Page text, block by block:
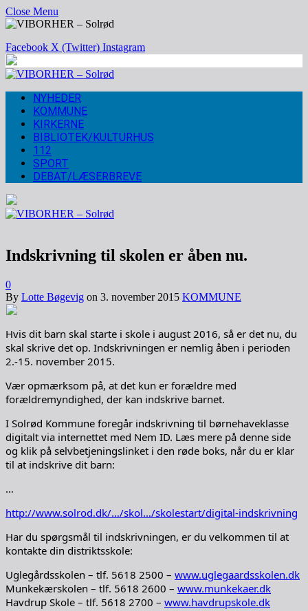
Close Menu
Facebook X (Twitter) Instagram
NYHEDER
KOMMUNE
KIRKERNE
BIBLIOTEK/KULTURHUS
112
SPORT
DEBAT/LÆSERBREVE
Indskrivning til skolen er åben nu.
0
By Lotte Bøgevig on 3. november 2015 KOMMUNE
Hvis dit barn skal starte i skole i august 2016, så er det nu, du
skal skrive det op. Indskrivningen er nemlig åben i perioden
2.-15. november 2015.
Vær opmærksom på, at det kun er forældre med
forældremyndighed, der kan indskrive barnet.
I Solrød Kommune foregår indskrivning til børnehaveklasse
digitalt via internettet med Nem ID. Læs mere på denne side
og klik på selvbetjeningslinket i den røde boks, når du er klar
til at indskrive dit barn:
…
http://www.solrod.dk/…/skol…/skolestart/digital-indskrivning
Har du spørgsmål til indskrivningen, er du velkommen til at
kontakte din distriktsskole:
Uglegårdsskolen – tlf. 5618 2500 – www.uglegaardsskolen.dk
Munkekærskolen – tlf. 5618 2600 – www.munkekaer.dk
Havdrup Skole – tlf. 5618 2700 – www.havdrupskole.dk